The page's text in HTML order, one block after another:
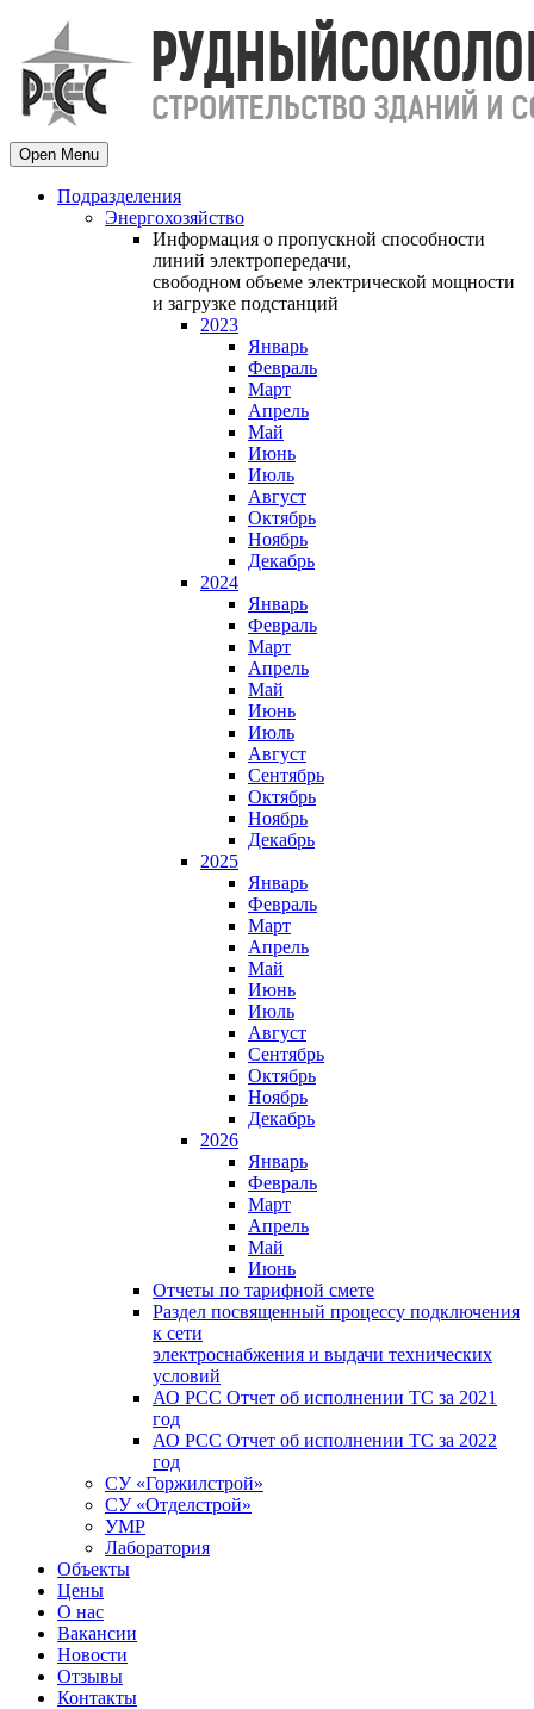
Open Menu
Подразделения
Энергохозяйство
Информация о пропускной способности
линий электропередачи,
свободном объеме электрической мощности
и загрузке подстанций
2023
Январь
Февраль
Март
Апрель
Май
Июнь
Июль
Август
Октябрь
Ноябрь
Декабрь
2024
Январь
Февраль
Март
Апрель
Май
Июнь
Июль
Август
Сентябрь
Октябрь
Ноябрь
Декабрь
2025
Январь
Февраль
Март
Апрель
Май
Июнь
Июль
Август
Сентябрь
Октябрь
Ноябрь
Декабрь
2026
Январь
Февраль
Март
Апрель
Май
Июнь
Отчеты по тарифной смете
Раздел посвященный процессу подключения
к сети
электроснабжения и выдачи технических
условий
АО РСС Отчет об исполнении ТС за 2021
год
АО РСС Отчет об исполнении ТС за 2022
год
СУ «Горжилстрой»
СУ «Отделстрой»
УМР
Лаборатория
Объекты
Цены
О нас
Вакансии
Новости
Отзывы
Контакты